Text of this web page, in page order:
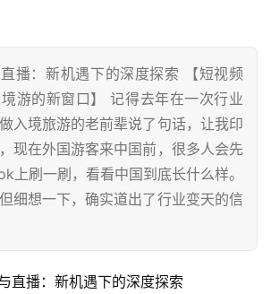
播：新机遇下的深度探索 【短视频
游的新窗口】 记得去年在一次行业
入境旅游的老前辈说了句话，让我印
现在外国游客来中国前，很多人会先
上刷一刷，看看中国到底长什么样。
细想一下，确实道出了行业变天的信
直播：新机遇下的深度探索